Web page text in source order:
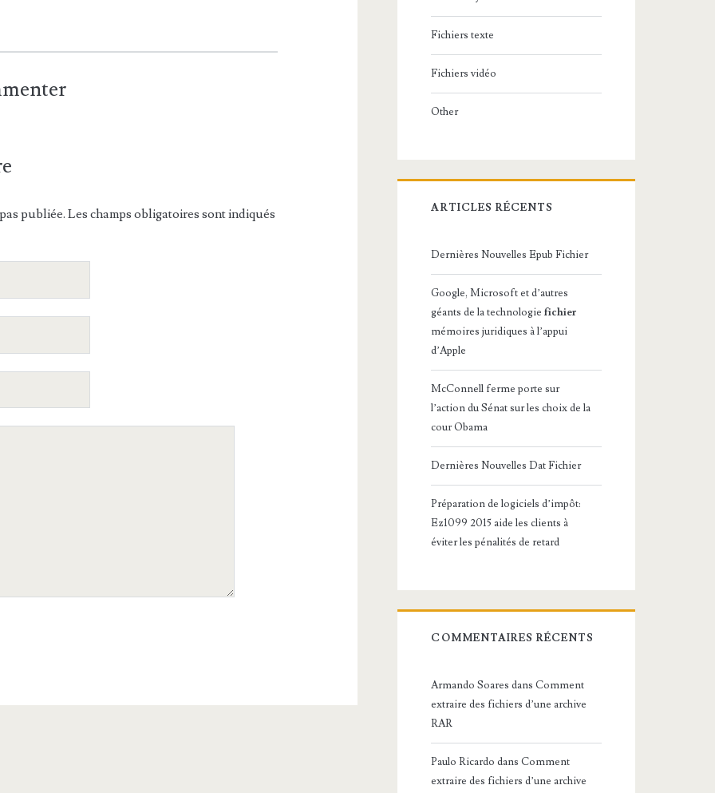
publiée. Les champs obligatoires sont indiqués
Fichiers texte
Fichiers vidéo
Other
ARTICLES RÉCENTS
Dernières Nouvelles Epub Fichier
Google, Microsoft et d’autres
géants de la technologiefichier
mémoires juridiques à l’appui
d’Apple
McConnell ferme porte sur
l’action du Sénat sur les choix de la
cour Obama
Dernières Nouvelles Dat Fichier
Préparation de logiciels d’impôt:
Ez1099 2015 aide les clients à
éviter les pénalités de retard
COMMENTAIRES RÉCENTS
Armando Soares dansComment
extraire des fichiers d’une archive
RAR
Paulo Ricardo dansComment
extraire des fichiers d’une archive